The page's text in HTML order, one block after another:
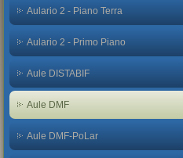
Aulario 2 - Piano Terra
Aulario 2 - Primo Piano
Aule DISTABIF
Aule DMF
Aule DMF-PoLar